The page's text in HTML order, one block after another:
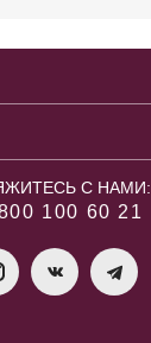
С НАМИ:
100 60 21